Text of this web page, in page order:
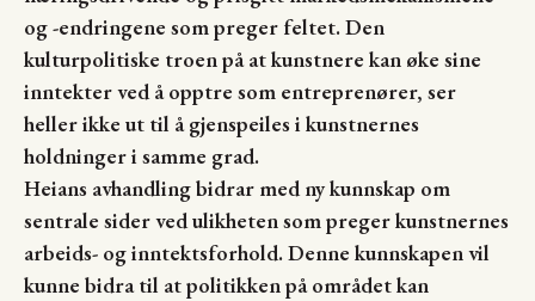
og -endringene som preger feltet. Den
kulturpolitiske troen på at kunstnere kan øke sine
inntekter ved å opptre som entreprenører, ser
heller ikke ut til å gjenspeiles i kunstnernes
holdninger i samme grad.
Heians avhandling bidrar med ny kunnskap om
sentrale sider ved ulikheten som preger kunstnernes
arbeids- og inntektsforhold. Denne kunnskapen vil
kunne bidra til at politikken på området kan